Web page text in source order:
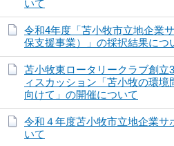
いて
令和4年度「苫小牧市立地企業
保支援事業）」の採択結果につ
苫小牧東ロータリークラブ創立
ィスカッション「苫小牧の環
向けて」の開催について
令和４年度苫小牧市立地企業サ
いて